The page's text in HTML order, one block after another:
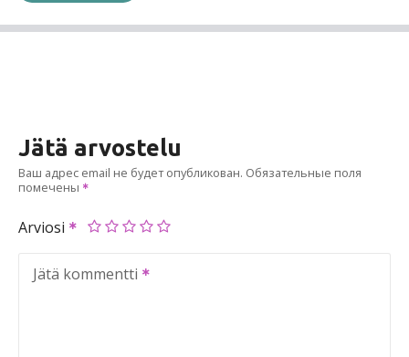
Jätä arvostelu
Ваш адрес email не будет опубликован. Обязательные поля
помечены
Arviosi
Jätä kommentti